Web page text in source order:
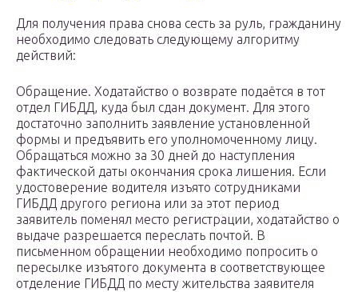
Для получения права снова сесть за руль, гражданину
необходимо следовать следующему алгоритму
действий:
Обращение. Ходатайство о возврате подаётся в тот
отдел ГИБДД, куда был сдан документ. Для этого
достаточно заполнить заявление установленной
формы и предъявить его уполномоченному лицу.
Обращаться можно за 30 дней до наступления
фактической даты окончания срока лишения. Если
удостоверение водителя изъято сотрудниками
ГИБДД другого региона или за этот период
заявитель поменял место регистрации, ходатайство о
выдаче разрешается переслать почтой. В
письменном обращении необходимо попросить о
пересылке изъятого документа в соответствующее
отделение ГИБДД по месту жительства заявителя